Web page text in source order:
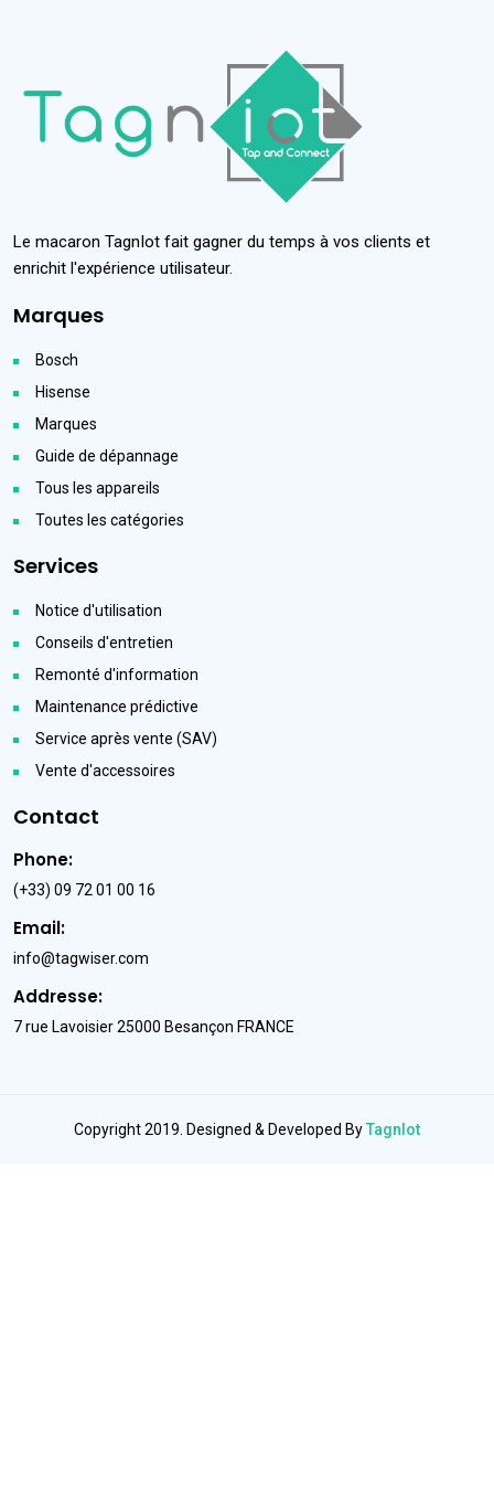
Le macaron TagnIot fait gagner du temps à vos clients et
enrichit l'expérience utilisateur.
Marques
Bosch
Hisense
Marques
Guide de dépannage
Tous les appareils
Toutes les catégories
Services
Notice d'utilisation
Conseils d'entretien
Remonté d'information
Maintenance prédictive
Service après vente (SAV)
Vente d'accessoires
Contact
Phone:
(+33) 09 72 01 00 16
Email:
info@tagwiser.com
Addresse:
7 rue Lavoisier 25000 Besançon FRANCE
Copyright 2019. Designed & Developed ByTagnIot